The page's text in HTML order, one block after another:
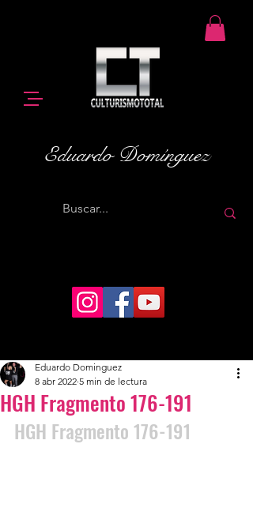
Eduardo Domínguez
HGH Fragmento 176-191
Eduardo Dominguez
8 abr 2022 5 min de lectura
HGH Fragmento 176-191